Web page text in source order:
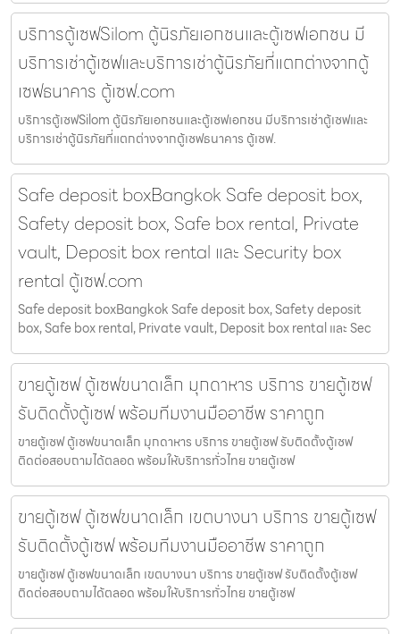
บริการตู้เซฟSilom ตู้นิรภัยเอกชนและตู้เซฟเอกชน มี
บริการเช่าตู้เซฟและบริการเช่าตู้นิรภัยที่แตกต่างจากตู้
เซฟธนาคาร ตู้เซฟ.com
บริการตู้เซฟSilom ตู้นิรภัยเอกชนและตู้เซฟเอกชน มีบริการเช่าตู้เซฟและ
บริการเช่าตู้นิรภัยที่แตกต่างจากตู้เซฟธนาคาร ตู้เซฟ.
Safe deposit boxBangkok Safe deposit box,
Safety deposit box, Safe box rental, Private
vault, Deposit box rental และ Security box
rental ตู้เซฟ.com
Safe deposit boxBangkok Safe deposit box, Safety deposit
box, Safe box rental, Private vault, Deposit box rental และ Sec
ขายตู้เซฟ ตู้เซฟขนาดเล็ก มุกดาหาร บริการ ขายตู้เซฟ
รับติดตั้งตู้เซฟ พร้อมทีมงานมืออาชีพ ราคาถูก
ขายตู้เซฟ ตู้เซฟขนาดเล็ก มุกดาหาร บริการ ขายตู้เซฟ รับติดตั้งตู้เซฟ
ติดต่อสอบถามได้ตลอด พร้อมให้บริการทั่วไทย ขายตู้เซฟ
ขายตู้เซฟ ตู้เซฟขนาดเล็ก เขตบางนา บริการ ขายตู้เซฟ
รับติดตั้งตู้เซฟ พร้อมทีมงานมืออาชีพ ราคาถูก
ขายตู้เซฟ ตู้เซฟขนาดเล็ก เขตบางนา บริการ ขายตู้เซฟ รับติดตั้งตู้เซฟ
ติดต่อสอบถามได้ตลอด พร้อมให้บริการทั่วไทย ขายตู้เซฟ